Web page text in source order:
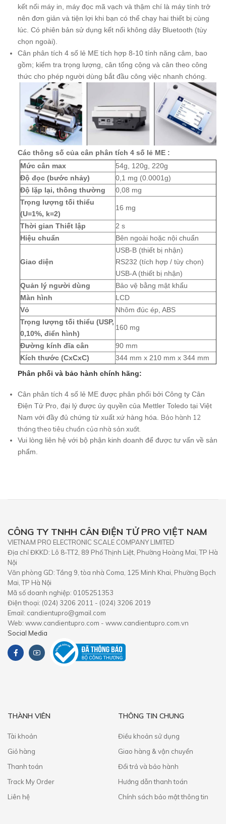
kết nối máy in, máy đọc mã vạch và thậm chí là máy tính trở
nên đơn giản và tiện lợi khi bạn có thể chạy hai thiết bị cùng
lúc. Có phiên bản sử dụng kết nối không dây Bluetooth (tùy
chọn ngoài).
Cân phân tích 4 số lẻ ME tích hợp 8-10 tính năng câm, bao
gồm; kiểm tra trọng lượng, cân tổng cộng và cân theo công
thức cho phép người dùng bắt đầu công việc nhanh chóng.
Các thông số của cân phân tích 4 số lẻ ME :
Mức cân max
54g, 120g, 220g
Độ đọc (bước nhảy)
0,1 mg (0.0001g)
Độ lặp lại, thông thường
0,08 mg
Trọng lượng tối thiểu
(U=1%, k=2)
16 mg
Thời gian Thiết lập
2 s
Hiệu chuẩn
Bên ngoài hoặc nội chuẩn
Giao diện
USB-B (thiết bị nhận)
RS232 (tích hợp / tùy chọn)
USB-A (thiết bị nhận)
Quản lý người dùng
Bảo vệ bằng mật khẩu
Màn hình
LCD
Vỏ
Nhôm đúc ép, ABS
Trọng lượng tối thiểu (USP,
0,10%, điển hình)
160 mg
Đường kính đĩa cân
90 mm
Kích thước (CxCxC)
344 mm x 210 mm x 344 mm
Phân phối và bảo hành chính hãng:
Cân phân tích 4 số lẻ ME được phân phối bởi Công ty Cân
Điện Tử Pro, đại lý được ủy quyền của Mettler Toledo tại Việt
Nam với đầy đủ chứng từ xuất xứ hàng hóa. Bảo hành 12
tháng theo tiêu chuẩn của nhà sản xuất.
Vui lòng liên hệ với bộ phận kinh doanh để được tư vấn về sản
phẩm.
CÔNG TY TNHH CÂN ĐIỆN TỬ PRO VIỆT NAM
VIETNAM PRO ELECTRONIC SCALE COMPANY LIMITED
Địa chỉ ĐKKD: Lô 8-TT2, 89 Phố Thịnh Liệt, Phường Hoàng Mai, TP Hà
Nội
Văn phòng GD: Tầng 9, tòa nhà Coma, 125 Minh Khai, Phường Bạch
Mai, TP Hà Nội
Mã số doanh nghiệp: 0105251353
Điện thoại: (024) 3206 2011 - (024) 3206 2019
Email: candientupro@gmail.com
Web: www.candientupro.com - www.candientupro.com.vn
Social Media
THÀNH VIÊN
Tài khoản
Giỏ hàng
Thanh toán
Track My Order
Liên hệ
THÔNG TIN CHUNG
Điều khoản sử dụng
Giao hàng & vận chuyển
​Đổi trả và bảo hành
Hướng dẫn thanh toán
Chính sách bảo mật thông tin